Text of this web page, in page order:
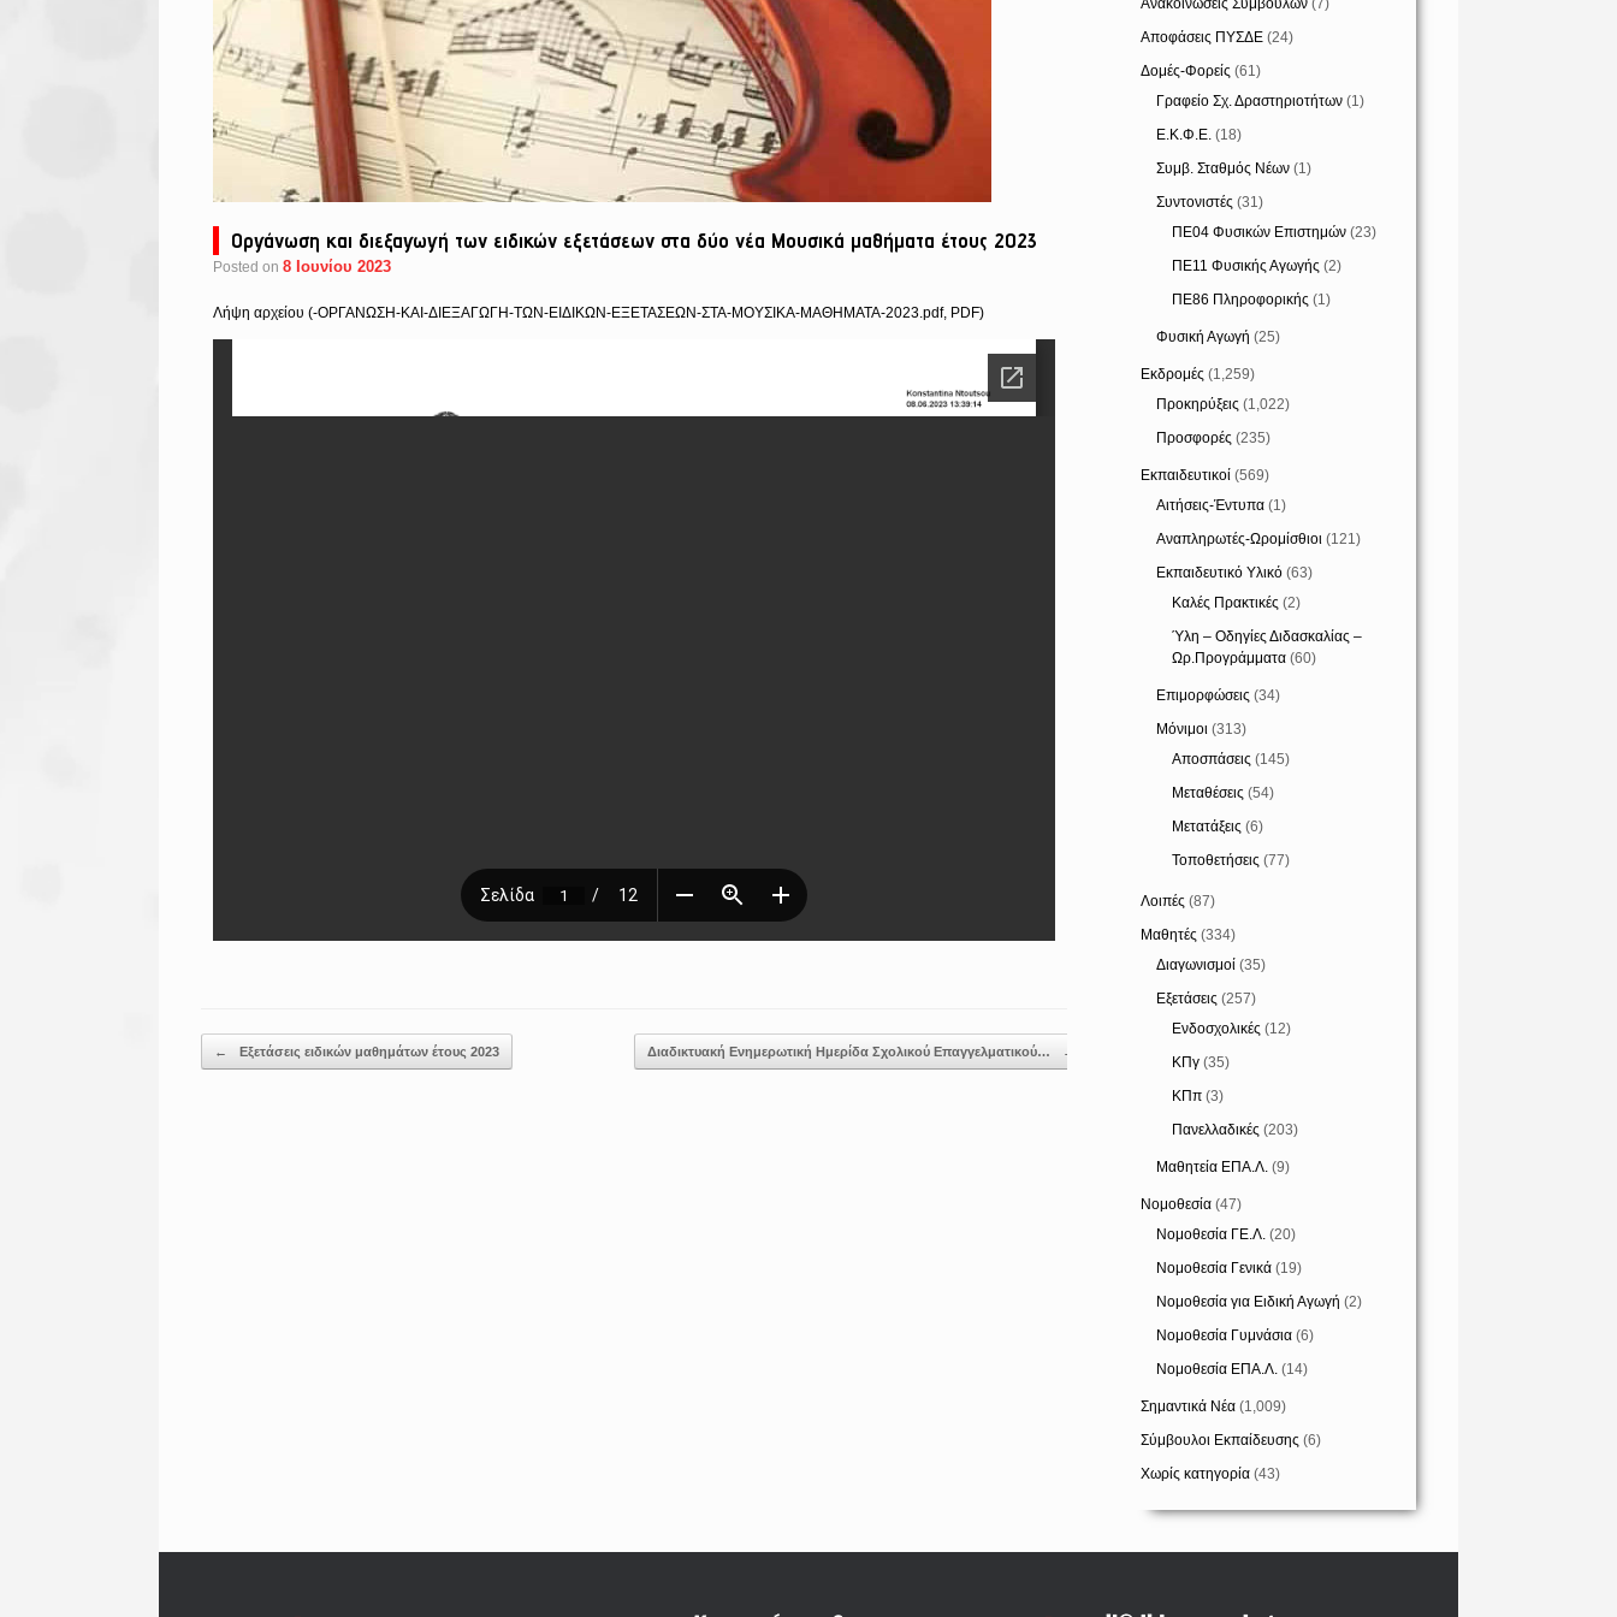
Οργάνωση και διεξαγωγή των ειδικών εξετάσεων στα δύο νέα Μουσικά μαθήματα έτους 2023
Posted on 8 Ιουνίου 2023
Λήψη αρχείου (-ΟΡΓΑΝΩΣΗ-ΚΑΙ-ΔΙΕΞΑΓΩΓΗ-ΤΩΝ-ΕΙΔΙΚΩΝ-ΕΞΕΤΑΣΕΩΝ-ΣΤΑ-ΜΟΥΣΙΚΑ-ΜΑΘΗΜΑΤΑ-2023.pdf, PDF)
Post navigation
← Εξετάσεις ειδικών μαθημάτων έτους 2023 Διαδικτυακή Ενημερωτική Ημερίδα Σχολικού Επαγγελματικού… →
Ανακοινώσεις Συμβούλων (7)
Αποφάσεις ΠΥΣΔΕ (24)
Δομές-Φορείς (61)
Γραφείο Σχ. Δραστηριοτήτων (1)
Ε.Κ.Φ.Ε. (18)
Συμβ. Σταθμός Νέων (1)
Συντονιστές (31)
ΠΕ04 Φυσικών Επιστημών (23)
ΠΕ11 Φυσικής Αγωγής (2)
ΠΕ86 Πληροφορικής (1)
Φυσική Αγωγή (25)
Εκδρομές (1,259)
Προκηρύξεις (1,022)
Προσφορές (235)
Εκπαιδευτικοί (569)
Αιτήσεις-Έντυπα (1)
Αναπληρωτές-Ωρομίσθιοι (121)
Εκπαιδευτικό Υλικό (63)
Καλές Πρακτικές (2)
Ύλη – Οδηγίες Διδασκαλίας –
Ωρ.Προγράμματα (60)
Επιμορφώσεις (34)
Μόνιμοι (313)
Αποσπάσεις (145)
Μεταθέσεις (54)
Μετατάξεις (6)
Τοποθετήσεις (77)
Λοιπές (87)
Μαθητές (334)
Διαγωνισμοί (35)
Εξετάσεις (257)
Ενδοσχολικές (12)
ΚΠγ (35)
ΚΠπ (3)
Πανελλαδικές (203)
Μαθητεία ΕΠΑ.Λ. (9)
Νομοθεσία (47)
Νομοθεσία ΓΕ.Λ. (20)
Νομοθεσία Γενικά (19)
Νομοθεσία για Ειδική Αγωγή (2)
Νομοθεσία Γυμνάσια (6)
Νομοθεσία ΕΠΑ.Λ. (14)
Σημαντικά Νέα (1,009)
Σύμβουλοι Εκπαίδευσης (6)
Χωρίς κατηγορία (43)